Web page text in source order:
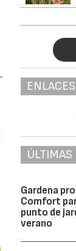
ÚLTIMAS
Gardena
Comfort
punto de
verano